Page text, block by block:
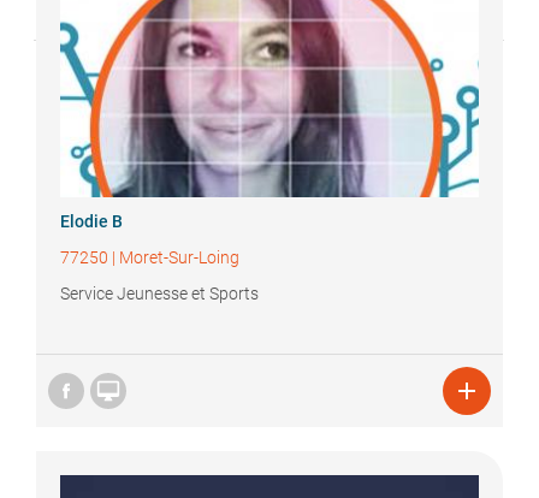
Elodie B
77250 | Moret-Sur-Loing
Service Jeunesse et Sports
 